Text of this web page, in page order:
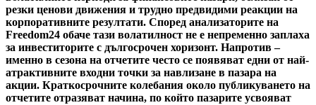
резки ценови движения и трудно предвидими реакции на
корпоративните резултати. Според анализаторите на
Freedom24 обаче тази волатилност не е непременно заплаха
за инвеститорите с дългосрочен хоризонт. Напротив –
именно в сезона на отчетите често се появяват едни от най-
атрактивните входни точки за навлизане в пазара на
акции. Краткосрочните колебания около публикуването на
отчетите отразяват начина, по който пазарите усвояват